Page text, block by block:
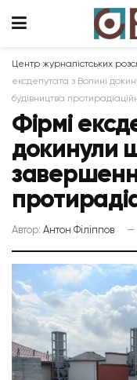
Центр журналістських
ексдепутата з Волині
будівництва
Фірмі
докинули
Автор: Антон Філіппов